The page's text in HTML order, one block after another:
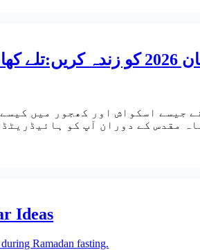
صحت مند طریقے
جیسے اسکواش اور کھجور میں
مقدس کے دوران آپ کو
Ideas